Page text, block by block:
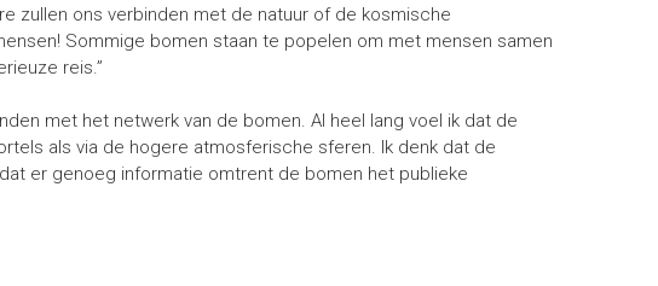
zullen ons verbinden met de natuur of de kosmische
Sommige bomen staan te popelen om met mensen samen
reis.”
met het netwerk van de bomen. Al heel lang voel ik dat de
als via de hogere atmosferische sferen. Ik denk dat de
er genoeg informatie omtrent de bomen het publieke